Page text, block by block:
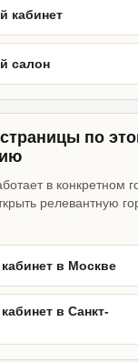
кабинет
салон
по
в конкретном
релевантную
в Москве
в Санкт-